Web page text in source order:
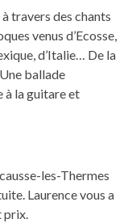
travers des chants
venus d’Ecosse,
d’Italie… De la
ballade
à la guitare et
les-Thermes
Laurence vous a
prix.